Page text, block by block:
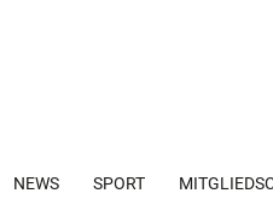
NEWS SPORT